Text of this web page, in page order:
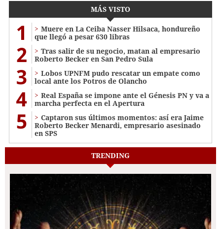
MÁS VISTO
1
Muere en La Ceiba Nasser Hilsaca, hondureño
que llegó a pesar 630 libras
2
Tras salir de su negocio, matan al empresario
Roberto Becker en San Pedro Sula
3
Lobos UPNFM pudo rescatar un empate como
local ante los Potros de Olancho
4
Real España se impone ante el Génesis PN y va a
marcha perfecta en el Apertura
5
Captaron sus últimos momentos: así era Jaime
Roberto Becker Menardi​​​, empresario asesinado
en SPS
TRENDING